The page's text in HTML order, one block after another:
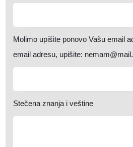
Molimo upišite ponovo Vašu email
email adresu, upišite:
Stečena znanja i veštine